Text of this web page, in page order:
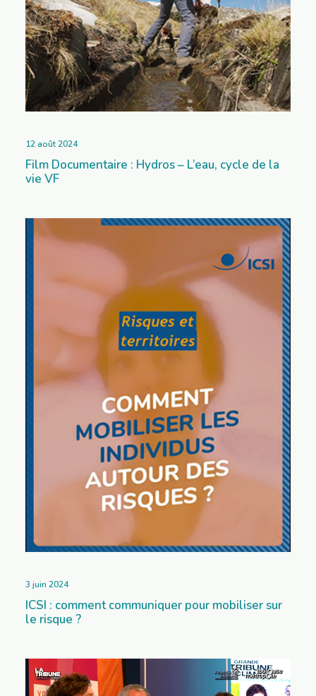
12 août 2024
Film Documentaire : Hydros – L’eau, cycle de la
vie VF
3 juin 2024
ICSI : comment communiquer pour mobiliser sur
le risque ?